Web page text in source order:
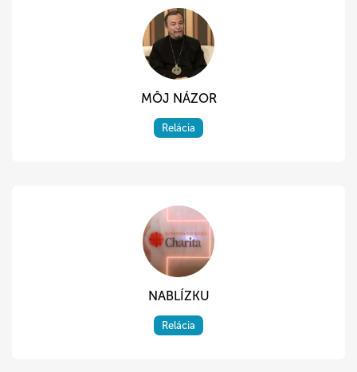
MÔJ NÁZOR
Relácia
NABLÍZKU
Relácia